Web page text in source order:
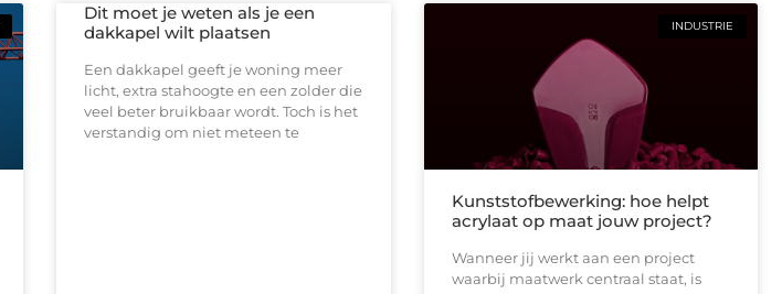
Dit moet je weten als je een
dakkapel wilt plaatsen
Een dakkapel geeft je woning meer
licht, extra stahoogte en een zolder die
veel beter bruikbaar wordt. Toch is het
verstandig om niet meteen te
INDUSTRIE
Kunststofbewerking: hoe helpt
acrylaat op maat jouw project?
Wanneer jij werkt aan een project
waarbij maatwerk centraal staat, is